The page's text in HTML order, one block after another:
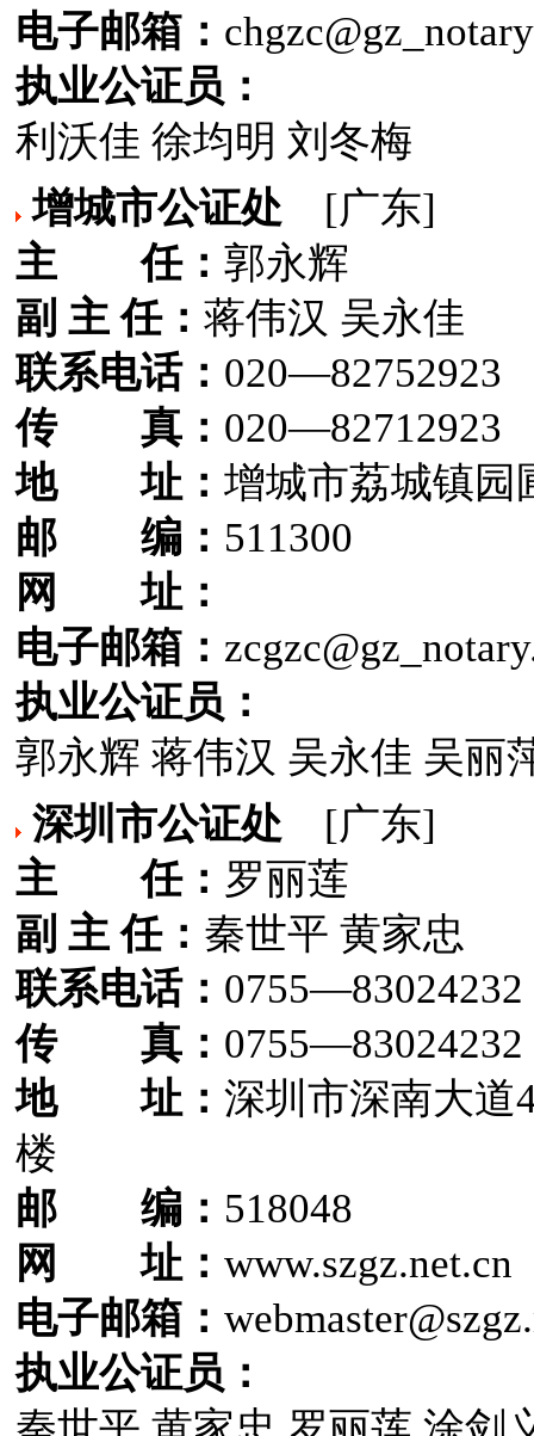
电子邮箱：
执业公证员：
利沃佳 徐均明 刘冬梅
增城市公证处 [广东]
主 任： 郭永辉
副 主 任： 蒋伟汉 吴永佳
联系电话： 020—82752923
传 真： 020—82712923
地 址： 增城市荔城镇园
邮 编： 511300
网 址：
电子邮箱：
执业公证员：
郭永辉 蒋伟汉 吴永佳 吴丽
深圳市公证处 [广东]
主 任： 罗丽莲
副 主 任： 秦世平 黄家忠
联系电话： 0755—83024232
传 真： 0755—83024232
地 址： 深圳市深南大道
楼
邮 编： 518048
网 址： www.szgz.net.cn
电子邮箱：
执业公证员：